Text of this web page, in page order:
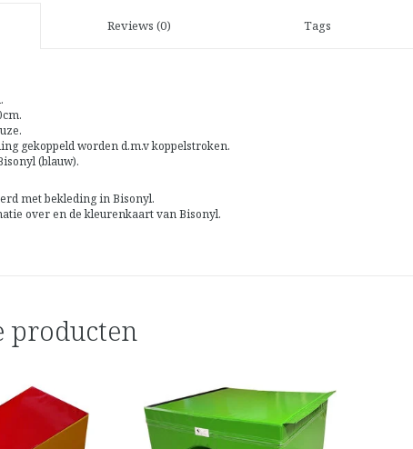
Reviews (0) Tags
gekoppeld worden d.m.v koppelstroken.
(blauw).
met bekleding in Bisonyl.
over en de kleurenkaart van Bisonyl.
producten